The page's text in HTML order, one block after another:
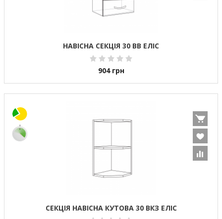
НАВІСНА СЕКЦІЯ 30 ВВ ЕЛІС
904 грн
СЕКЦІЯ НАВІСНА КУТОВА 30 ВКЗ ЕЛІС